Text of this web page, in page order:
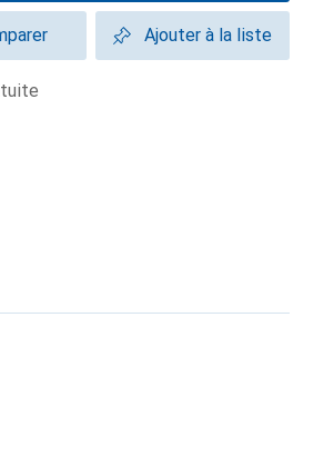
Ajouter à la liste